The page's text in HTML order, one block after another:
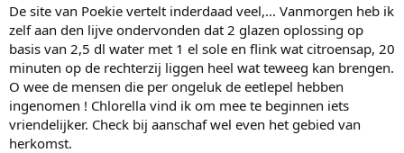
De site van Poekie vertelt inderdaad veel,... Vanmorgen heb ik
zelf aan den lijve ondervonden dat 2 glazen oplossing op
basis van 2,5 dl water met 1 el sole en flink wat citroensap, 20
minuten op de rechterzij liggen heel wat teweeg kan brengen.
O wee de mensen die per ongeluk de eetlepel hebben
ingenomen ! Chlorella vind ik om mee te beginnen iets
vriendelijker. Check bij aanschaf wel even het gebied van
herkomst.